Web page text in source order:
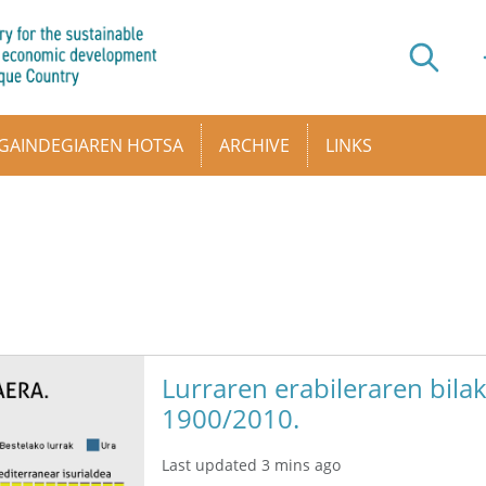
HOTSA ARCHIVE LINKS
Lurraren erabileraren
1900/2010.
Last updated 3 mins ago